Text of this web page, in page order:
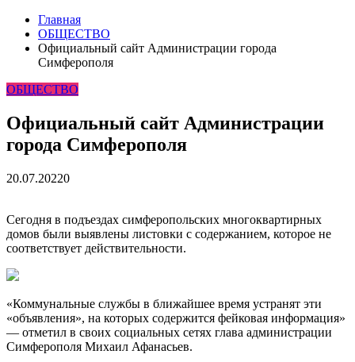
Главная
ОБЩЕСТВО
Официальный сайт Администрации города
Симферополя
ОБЩЕСТВО
Официальный сайт Администрации
города Симферополя
20.07.20220
Сегодня в подъездах симферопольских многоквартирных
домов были выявлены листовки с содержанием, которое не
соответствует действительности.
«Коммунальные службы в ближайшее время устранят эти
«объявления», на которых содержится фейковая информация»
— отметил в своих социальных сетях глава администрации
Симферополя Михаил Афанасьев.